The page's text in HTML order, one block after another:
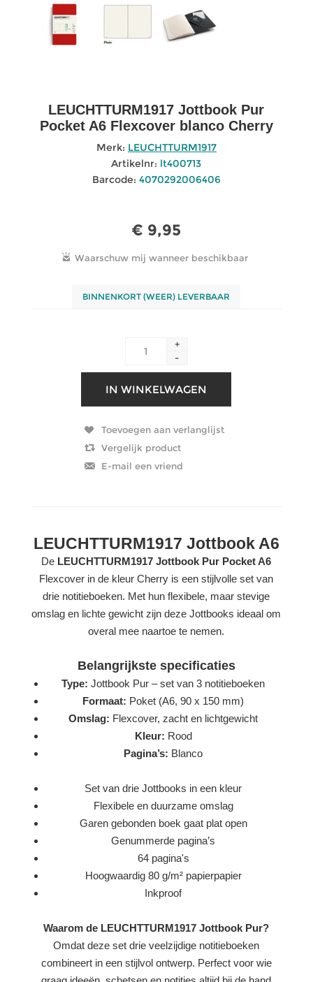
LEUCHTTURM1917 Jottbook Pur
Pocket A6 Flexcover blanco Cherry
Merk: LEUCHTTURM1917
Artikelnr: lt400713
Barcode: 4070292006406
€ 9,95
BINNENKORT (WEER) LEVERBAAR
+
-
LEUCHTTURM1917 Jottbook A6
De LEUCHTTURM1917 Jottbook Pur Pocket A6
Flexcover in de kleur Cherry is een stijlvolle set van
drie notitieboeken. Met hun flexibele, maar stevige
omslag en lichte gewicht zijn deze Jottbooks ideaal om
overal mee naartoe te nemen.
Belangrijkste specificaties
Type: Jottbook Pur – set van 3 notitieboeken
Formaat: Poket (A6, 90 x 150 mm)
Omslag: Flexcover, zacht en lichtgewicht
Kleur: Rood
Pagina’s: Blanco
Set van drie Jottbooks in een kleur
Flexibele en duurzame omslag
Garen gebonden boek gaat plat open
Genummerde pagina’s
64 pagina's
Hoogwaardig 80 g/m² papierpapier
Inkproof
Waarom de LEUCHTTURM1917 Jottbook Pur?
Omdat deze set drie veelzijdige notitieboeken
combineert in een stijlvol ontwerp. Perfect voor wie